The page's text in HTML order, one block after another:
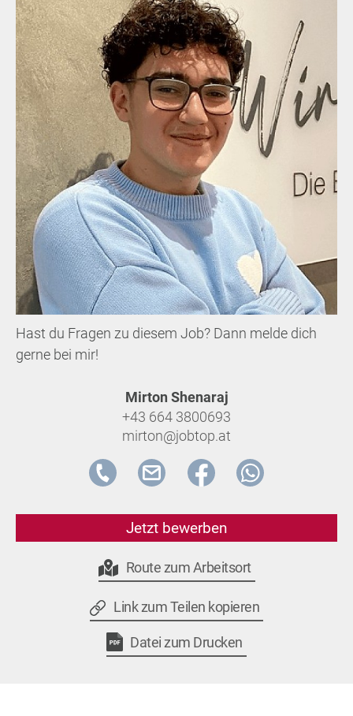
Hast du Fragen zu diesem Job? Dann melde dich
gerne bei mir!
Mirton Shenaraj
+43 664 3800693
mirton@jobtop.at
Jetzt bewerben
Route zum Arbeitsort
Link zum Teilen kopieren
Datei zum Drucken